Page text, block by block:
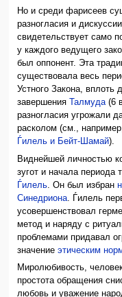
Но и среди фарисеев
разногласия и
свидетельствует само
у каждого ведущего
был оппонент. Эта
существовала весь
Устного Закона, вплоть
завершения
Талмуда(6
разногласия угрожали
расколом (см.,
Ѓилель и Бейт-Шамай).
Виднейшей личностью
зугот и начала периода
Ѓилель . Он был избран
Синедриона . Ѓилель
усовершенствовал
метод и наряду с
проблемами придавал
значениеэтическим
Миролюбивость,
простота обращения
любовь и уважение